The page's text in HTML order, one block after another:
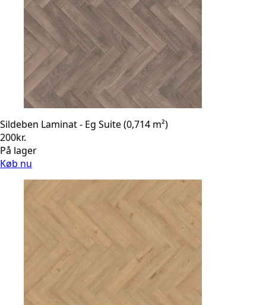
Sildeben Laminat - Eg Suite (0,714 m²)
200kr.
På lager
Køb nu